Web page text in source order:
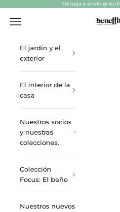
Entrega y envío
Abrir menú de navegación
El jardín y el
exterior
El interior de la
casa
Nuestros socios
y nuestras
colecciones.
Colección
Focus: El baño
Nuestros nuevos